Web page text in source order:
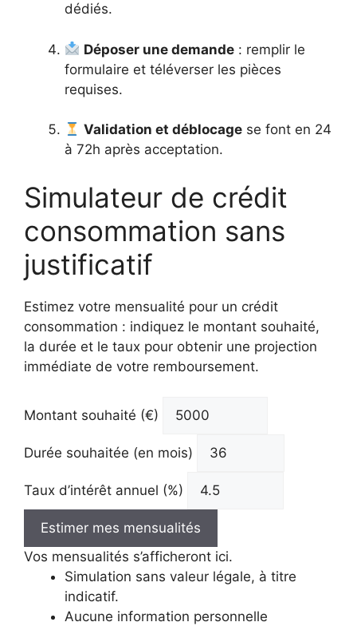
dédiés.
Déposer une demande : remplir le
formulaire et téléverser les pièces
requises.
Validation et déblocage se font en 24
à 72h après acceptation.
Simulateur de crédit
consommation sans
justificatif
Estimez votre mensualité pour un crédit
consommation : indiquez le montant souhaité,
la durée et le taux pour obtenir une projection
immédiate de votre remboursement.
Montant souhaité (€)
Durée souhaitée (en mois)
Taux d’intérêt annuel (%)
Estimer mes mensualités
Vos mensualités s’afficheront ici.
Simulation sans valeur légale, à titre
indicatif.
Aucune information personnelle